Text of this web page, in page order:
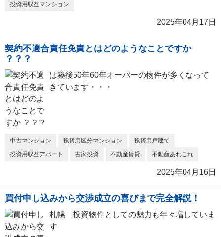
投資用収益マンション
2025年04月17日
契約不適合責任免責とはどのようなことですか
？？？
は築後50年60年オーバーの物件が多くなって
きています・・・
中古マンション 投資用区分マンション
投資用戸建て
投資用収益アパート
古家投資 不動産賃貸 不動産あれこれ
2025年04月16日
買付申し込みから交渉成立の喜びまで完全解説！
札幌 投資物件としての魅力も年々増していま
す